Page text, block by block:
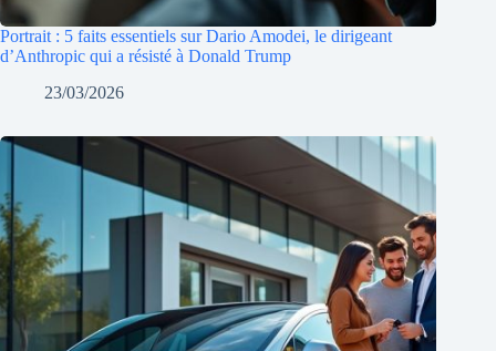
Portrait : 5 faits essentiels sur Dario Amodei, le dirigeant
d’Anthropic qui a résisté à Donald Trump
23/03/2026